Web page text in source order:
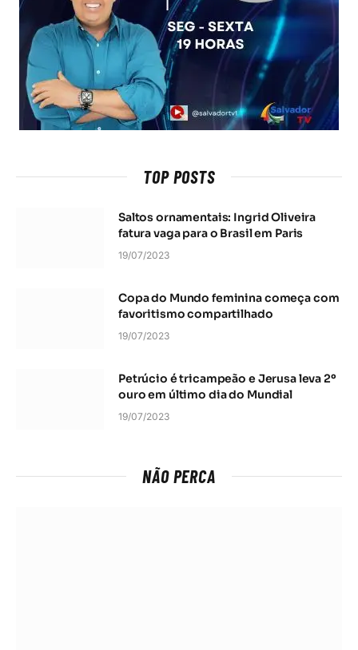
TOP POSTS
Saltos ornamentais: Ingrid Oliveira
fatura vaga para o Brasil em Paris
19/07/2023
Copa do Mundo feminina começa com
favoritismo compartilhado
19/07/2023
Petrúcio é tricampeão e Jerusa leva 2º
ouro em último dia do Mundial
19/07/2023
NÃO PERCA